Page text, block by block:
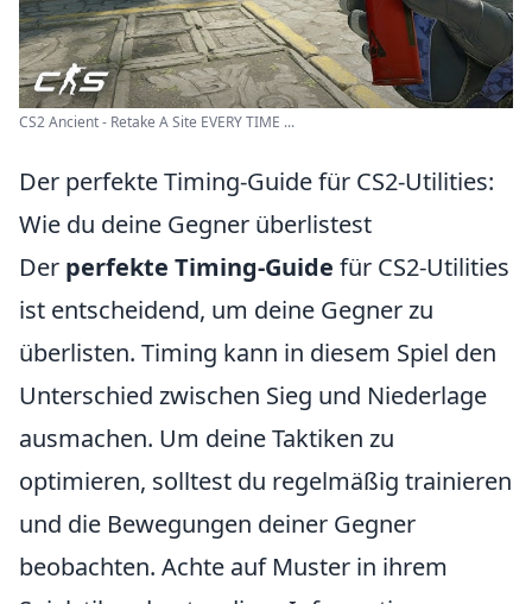
CS2 Ancient - Retake A Site EVERY TIME ...
Der perfekte Timing-Guide für CS2-Utilities:
Wie du deine Gegner überlistest
Der perfekte Timing-Guide für CS2-Utilities
ist entscheidend, um deine Gegner zu
überlisten. Timing kann in diesem Spiel den
Unterschied zwischen Sieg und Niederlage
ausmachen. Um deine Taktiken zu
optimieren, solltest du regelmäßig trainieren
und die Bewegungen deiner Gegner
beobachten. Achte auf Muster in ihrem